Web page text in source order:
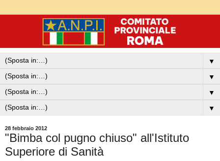
▼
▼
▼
▼
28 febbraio 2012
"Bimba col pugno chiuso" all'Istituto
Superiore di Sanità